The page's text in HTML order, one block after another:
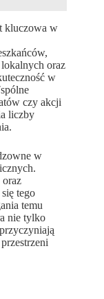
kluczowa w
lokalnych oraz
w
czy akcji
liczby
w
oraz
tego
temu
nie tylko